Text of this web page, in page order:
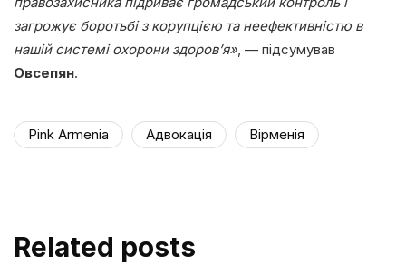
загрожує боротьбі з корупцією та неефективністю в
нашій системі охорони здоров’я» , — підсумував
Овсепян.
Pink Armenia Адвокація Вірменія
Related posts